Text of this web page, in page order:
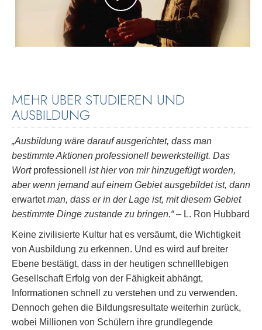
MEHR ÜBER STUDIEREN UND
AUSBILDUNG
„Ausbildung wäre darauf ausgerichtet, dass man
bestimmte Aktionen professionell bewerkstelligt. Das
Wort professionell
ist hier von mir hinzugefügt worden,
aber wenn jemand auf einem Gebiet ausgebildet ist, dann
erwartetman, dass er in der Lage ist, mit diesem Gebiet
bestimmte Dinge zustande zu bringen.“– L. Ron Hubbard
Keine zivilisierte Kultur hat es versäumt, die Wichtigkeit
von Ausbildung zu erkennen. Und es wird auf breiter
Ebene bestätigt, dass in der heutigen schnelllebigen
Gesellschaft Erfolg von der Fähigkeit abhängt,
Informationen schnell zu verstehen und zu verwenden.
Dennoch gehen die Bildungsresultate weiterhin zurück,
wobei Millionen von Schülern ihre grundlegende